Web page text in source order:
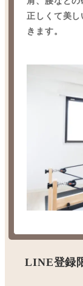
正しくて美
きます。
LINE登録